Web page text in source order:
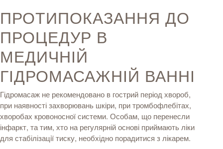
ПРОТИПОКАЗАННЯ ДО
ПРОЦЕДУР В
МЕДИЧНІЙ
ГІДРОМАСАЖНІЙ ВАННІ
Гідромасаж не рекомендовано в гострий період хвороб,
при наявності захворювань шкіри, при тромбофлебітах,
хворобах кровоносної системи. Особам, що перенесли
інфаркт, та тим, хто на регулярній основі приймають ліки
для стабілізації тиску, необхідно порадитися з лікарем.